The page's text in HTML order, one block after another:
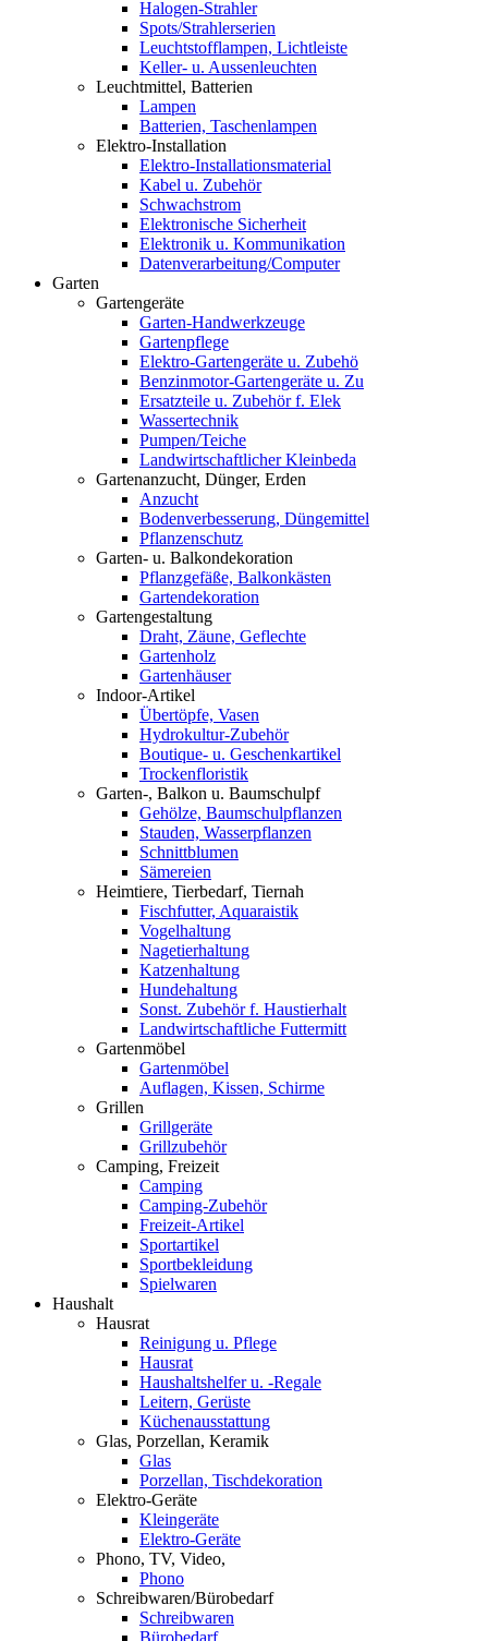
Halogen-Strahler
Spots/Strahlerserien
Leuchtstofflampen, Lichtleiste
Keller- u. Aussenleuchten
Leuchtmittel, Batterien
Lampen
Batterien, Taschenlampen
Elektro-Installation
Elektro-Installationsmaterial
Kabel u. Zubehör
Schwachstrom
Elektronische Sicherheit
Elektronik u. Kommunikation
Datenverarbeitung/Computer
Garten
Gartengeräte
Garten-Handwerkzeuge
Gartenpflege
Elektro-Gartengeräte u. Zubehö
Benzinmotor-Gartengeräte u. Zu
Ersatzteile u. Zubehör f. Elek
Wassertechnik
Pumpen/Teiche
Landwirtschaftlicher Kleinbeda
Gartenanzucht, Dünger, Erden
Anzucht
Bodenverbesserung, Düngemittel
Pflanzenschutz
Garten- u. Balkondekoration
Pflanzgefäße, Balkonkästen
Gartendekoration
Gartengestaltung
Draht, Zäune, Geflechte
Gartenholz
Gartenhäuser
Indoor-Artikel
Übertöpfe, Vasen
Hydrokultur-Zubehör
Boutique- u. Geschenkartikel
Trockenfloristik
Garten-, Balkon u. Baumschulpf
Gehölze, Baumschulpflanzen
Stauden, Wasserpflanzen
Schnittblumen
Sämereien
Heimtiere, Tierbedarf, Tiernah
Fischfutter, Aquaraistik
Vogelhaltung
Nagetierhaltung
Katzenhaltung
Hundehaltung
Sonst. Zubehör f. Haustierhalt
Landwirtschaftliche Futtermitt
Gartenmöbel
Gartenmöbel
Auflagen, Kissen, Schirme
Grillen
Grillgeräte
Grillzubehör
Camping, Freizeit
Camping
Camping-Zubehör
Freizeit-Artikel
Sportartikel
Sportbekleidung
Spielwaren
Haushalt
Hausrat
Reinigung u. Pflege
Hausrat
Haushaltshelfer u. -Regale
Leitern, Gerüste
Küchenausstattung
Glas, Porzellan, Keramik
Glas
Porzellan, Tischdekoration
Elektro-Geräte
Kleingeräte
Elektro-Geräte
Phono, TV, Video,
Phono
Schreibwaren/Bürobedarf
Schreibwaren
Bürobedarf